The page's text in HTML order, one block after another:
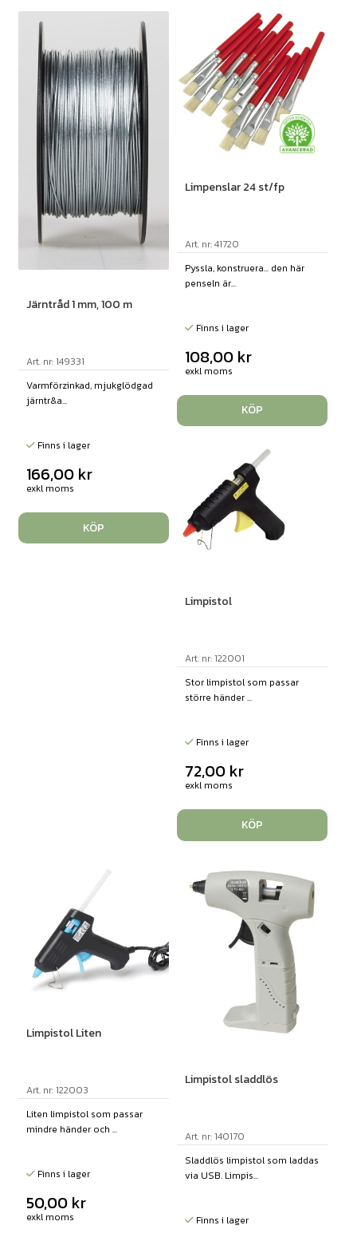
Järntråd 1 mm, 100 m
Art. nr: 149331
Varmförzinkad, mjukglödgad
järntr&a...
Finns i lager
166,00 kr
exkl moms
KÖP
Limpenslar 24 st/fp
Art. nr: 41720
Pyssla, konstruera... den här
penseln är...
Finns i lager
108,00 kr
exkl moms
KÖP
Limpistol
Art. nr: 122001
Stor limpistol som passar
större händer ...
Finns i lager
72,00 kr
exkl moms
KÖP
Limpistol Liten
Art. nr: 122003
Liten limpistol som passar
mindre händer och ...
Finns i lager
50,00 kr
exkl moms
Limpistol sladdlös
Art. nr: 140170
Sladdlös limpistol som laddas
via USB. Limpis...
Finns i lager